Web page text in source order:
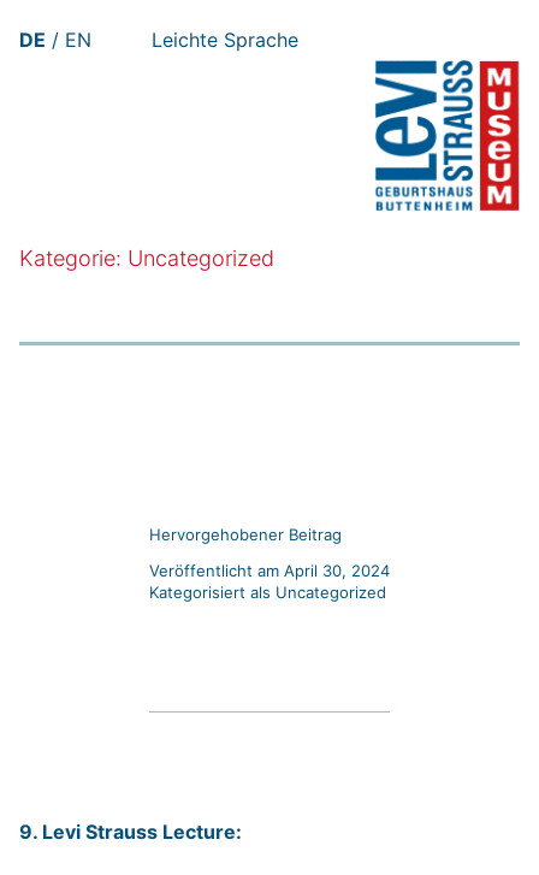
Zum
Inhalt
DE EN Leichte Sprache
Kategorie: Uncategorized
9. Levi Strauss Lecture:
Hervorgehobener Beitrag
Veröffentlicht am April 30, 2024
Kategorisiert als Uncategorized